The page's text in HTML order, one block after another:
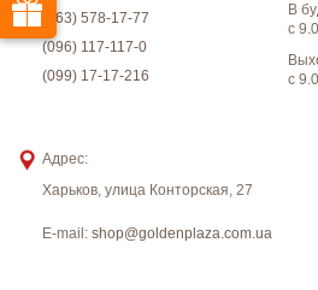
(063) 578-17-77
(096) 117-117-0
(099) 17-17-216
В
с
с
Адрес:
Харьков, улица Конторская, 27
E-mail: shop@goldenplaza.com.ua